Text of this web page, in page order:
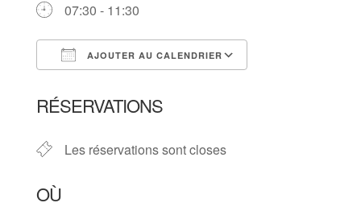
07:30 - 11:30
AJOUTER AU CALENDRIER
RÉSERVATIONS
Les réservations sont closes
OÙ